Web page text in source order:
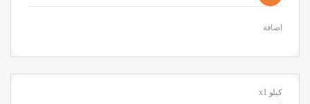
اضافة
كيلو x1